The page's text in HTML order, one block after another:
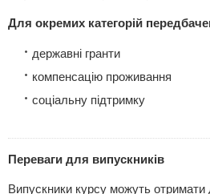
Для окремих категорій
державні гранти
компенсацію проживання
соціальну підтримку
Переваги для випускників
Випускники курсу можуть отримати